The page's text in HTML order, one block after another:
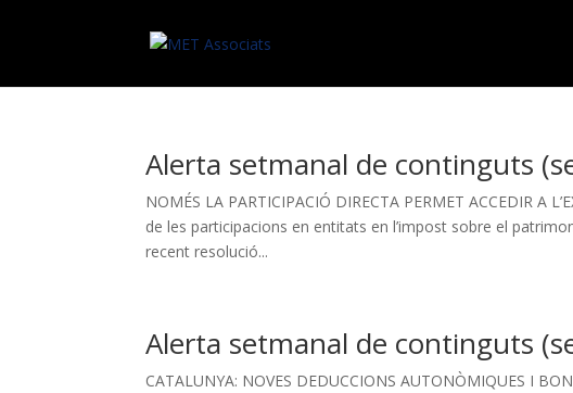
Alerta setmanal de continguts
NOMÉS LA PARTICIPACIÓ DIRECTA PERMET ACCEDIR A
de les participacions en entitats en l’impost sobre el
recent resolució...
Alerta setmanal de continguts
CATALUNYA: NOVES DEDUCCIONS AUTONÒMIQUES I